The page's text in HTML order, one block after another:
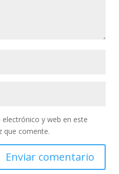
y web en este
que comente.